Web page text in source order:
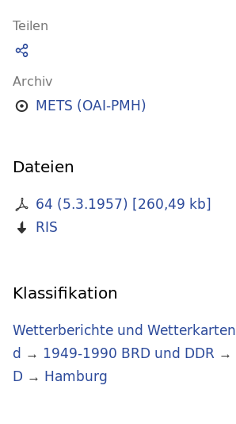
Teilen
Archiv
METS (OAI-PMH)
Dateien
64 (5.3.1957) [260,49 kb]
RIS
Klassifikation
Wetterberichte und Wetterkarten
d → 1949-1990 BRD und DDR →
D → Hamburg